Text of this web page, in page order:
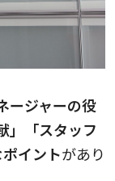
ージャーの役
」「スタッフ
イントがあり